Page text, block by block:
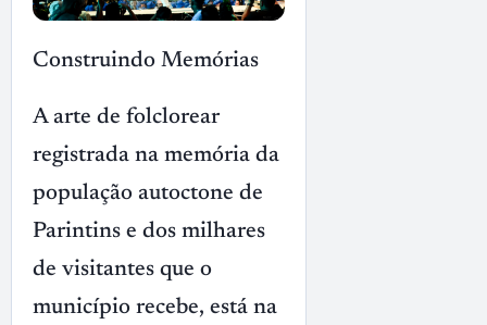
Construindo Memórias
A arte de folclorear
registrada na memória da
população autoctone de
Parintins e dos milhares
de visitantes que o
município recebe, está na